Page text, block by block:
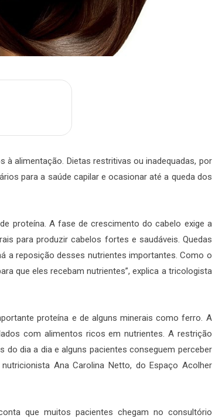
alimentação. Dietas restritivas ou inadequadas, por
para a saúde capilar e ocasionar até a queda dos
proteína. A fase de crescimento do cabelo exige a
para produzir cabelos fortes e saudáveis. Quedas
a reposição desses nutrientes importantes. Como o
que eles recebam nutrientes”, explica a tricologista
proteína e de alguns minerais como ferro. A
com alimentos ricos em nutrientes. A restrição
dia a dia e alguns pacientes conseguem perceber
Ana Carolina Netto, do Espaço Acolher
que muitos pacientes chegam no consultório